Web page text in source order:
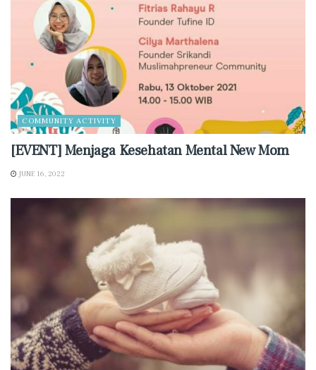
COMMUNITY ACTIVITY
[EVENT] Menjaga Kesehatan Mental New Mom
JUNE 16, 2022